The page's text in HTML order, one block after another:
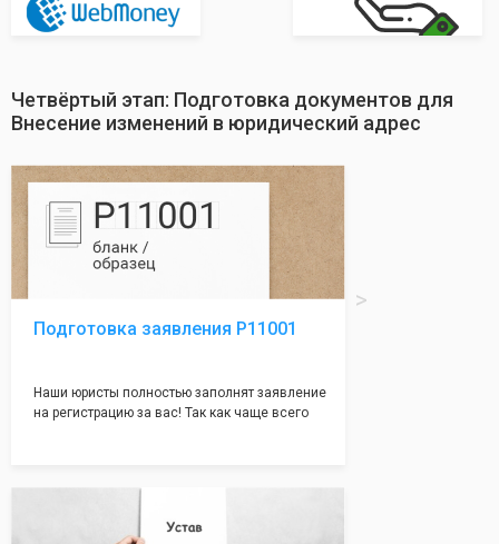
Четвёртый этап: Подготовка документов для
Внесение изменений в юридический адрес
Подготовка заявления Р11001
Наши юристы полностью заполнят заявление
на регистрацию за вас! Так как чаще всего
большая часть отказов - наши юристы с
оформление самого сложного документа на